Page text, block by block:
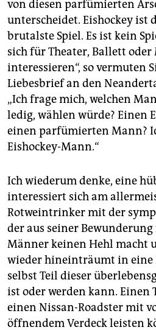
von diesen parfümierten
unterscheidet. Eishockey ist
brutalste Spiel. Es ist kein
sich für Theater, Ballett oder
interessieren“, so vermuten
Liebesbrief an den
„Ich frage mich, welchen
ledig, wählen würde? Einen
einen parfümierten Mann?
Eishockey-Mann.“
Ich wiederum denke, eine
interessiert sich am
Rotweintrinker mit der
der aus seiner
Männer keinen Hehl macht
wieder hineinträumt in eine
selbst Teil dieser
ist oder werden kann. Einen
einen Nissan-Roadster mit
öffnendem Verdeck leisten